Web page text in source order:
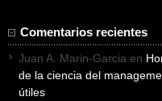
Comentarios recientes
Juan A. Marin-Garcia en
de la ciencia del
útiles